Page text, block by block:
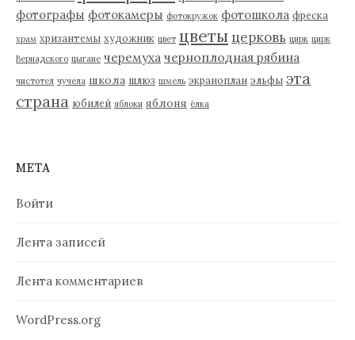
фотографы фотокамеры фотокружок фотошкола фреска
храм хризантемы художник цвет цветы церковь цирк цирк
Вернадского цыгане черемуха черноплодная рябина
чистотел чучела школа шлюз шмель экраноплан эльфы эта
страна юбилей яблоки яблоня ёлка
МЕТА
Войти
Лента записей
Лента комментариев
WordPress.org